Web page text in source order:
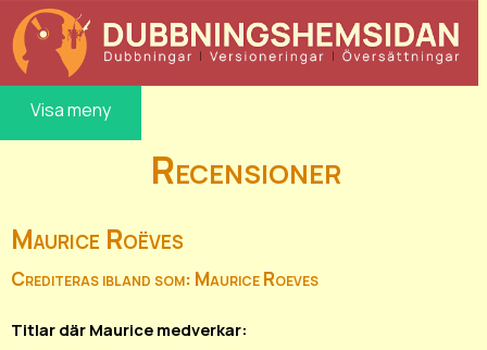
Visa meny
Recensioner
Maurice Roëves
Crediteras ibland som: Maurice Roeves
Titlar där Maurice medverkar: